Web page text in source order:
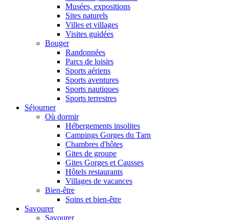
Musées, expositions
Sites naturels
Villes et villages
Visites guidées
Bouger
Randonnées
Parcs de loisirs
Sports aériens
Sports aventures
Sports nautiques
Sports terrestres
Séjourner
Où dormir
Hébergements insolites
Campings Gorges du Tarn
Chambres d'hôtes
Gites de groupe
Gites Gorges et Causses
Hôtels restaurants
Villages de vacances
Bien-être
Soins et bien-être
Savourer
Savourer